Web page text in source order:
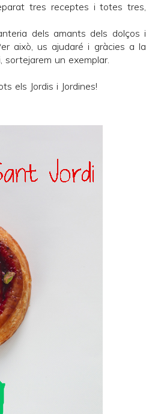
tres receptes i totes tres,
dels amants dels dolços i
això, us ajudaré i gràcies a la
, sortejarem un exemplar.
els Jordis i Jordines!